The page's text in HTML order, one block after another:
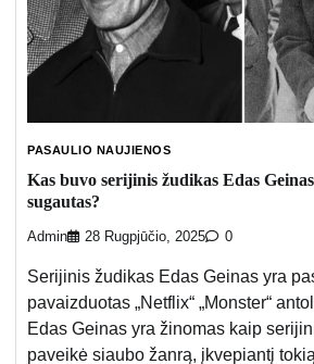
PASAULIO NAUJIENOS
Kas buvo serijinis žudikas Edas
sugautas?
Admin 28 Rugpjūčio, 2025 0
Serijinis žudikas Edas Geinas yra
pavaizduotas „Netflix“ „Monster“
Edas Geinas yra žinomas kaip
paveikė siaubo žanrą, įkvepiantį